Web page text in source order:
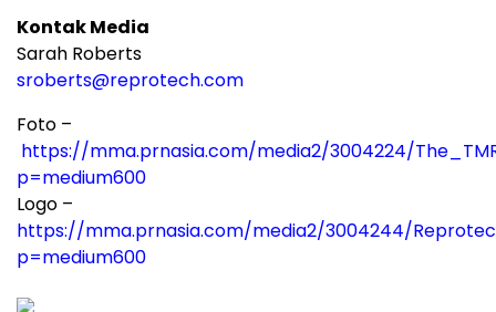
Kontak Media
Sarah Roberts
sroberts@reprotech.com
Foto –
https://mma.prnasia.com/media2/3004224/
p=medium600
Logo –
https://mma.prnasia.com/media2/3004244/
p=medium600